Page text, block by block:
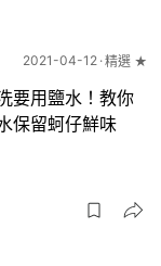
2021-04-12 精選 ★
要用鹽水！教你
保留蚵仔鮮味